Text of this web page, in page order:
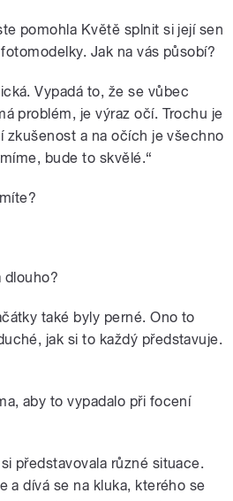
pomohla Květě splnit si její sen
Jak na vás působí?
Vypadá to, že se vůbec
problém, je výraz očí. Trochu je
zkušenost a na očích je všechno
bude to skvělé.“
dlouho?
také byly perné. Ono to
jak si to každý představuje.
aby to vypadalo při focení
představovala různé situace.
a dívá se na kluka, kterého se